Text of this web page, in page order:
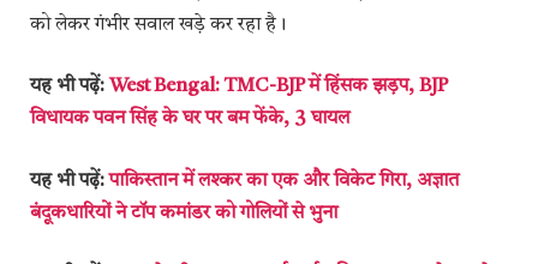
को लेकर गंभीर सवाल खड़े कर रहा है।
यह भी पढ़ें: West Bengal: TMC-BJP में हिंसक झड़प, BJP
विधायक पवन सिंह के घर पर बम फेंके, 3 घायल
यह भी पढ़ें:पाकिस्तान में लश्कर का एक और विकेट गिरा, अज्ञात
बंदूकधारियों ने टॉप कमांडर को गोलियों से भुना